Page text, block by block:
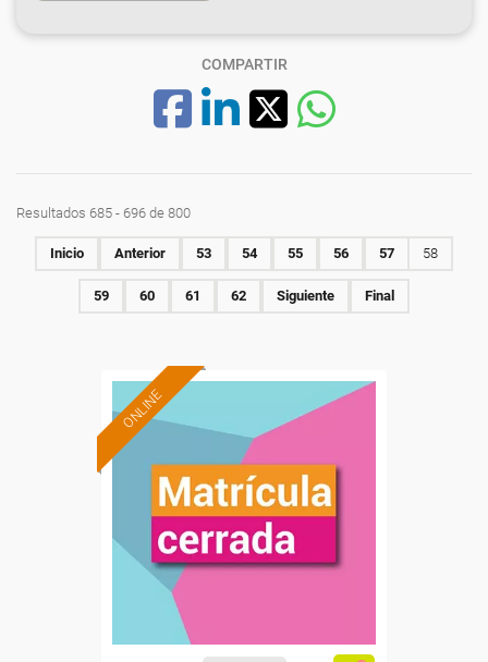
COMPARTIR
Resultados 685 - 696 de 800
Inicio Anterior 53 54 55 56 57 58
59 60 61 62 Siguiente Final
ONLINE